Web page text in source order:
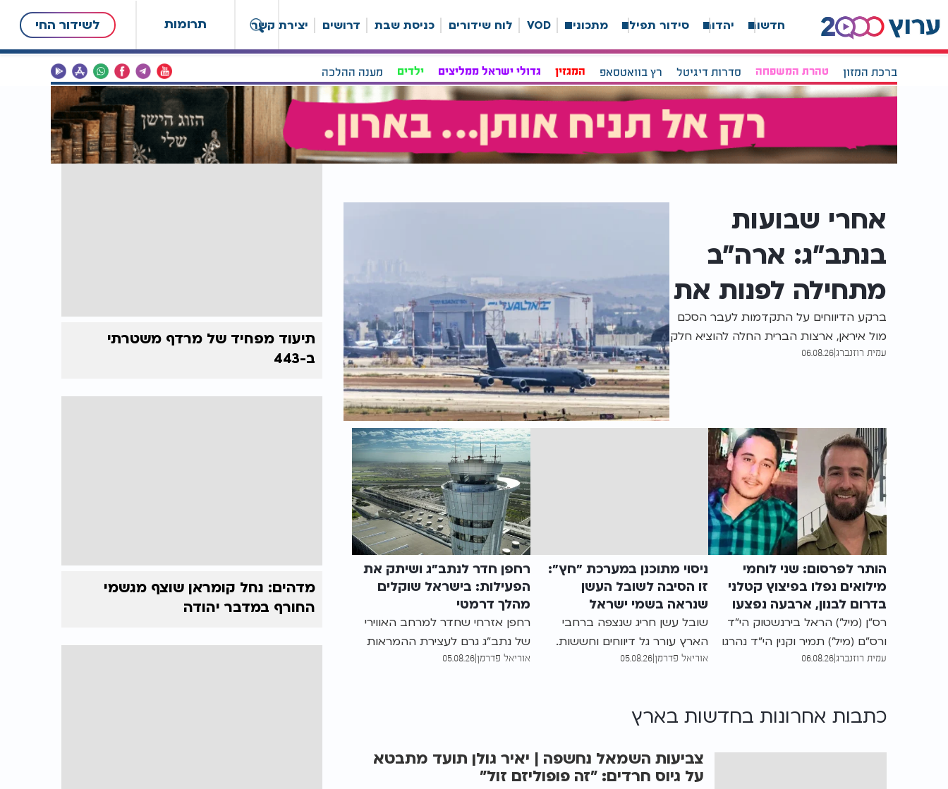
תרומות לשידור החי חדשות יהדות סידור תפילה מתכונים VOD לוח שידורים כניסת שבת דרושים יצירת קשר
ברכת המזון טהרת המשפחה סדרות דיגיטל רץ בוואטסאפ המגזין גדולי ישראל ממליצים ילדים מענה ההלכה
חדשות בארץ
חדשות בארץ
אחרי שבועות
בנתב"ג: ארה"ב
מתחילה לפנות את
מטוסי התדלוק
ברקע הדיווחים על התקדמות לעבר הסכם
מול איראן, ארצות הברית החלה להוציא חלק
ממטוסי התדלוק שהוצבו בנתב"ג. לפי
עמית רוזנברג|
06.08.26
הותר לפרסום: שני לוחמי
מילואים נפלו בפיצוץ קטלני
בדרום לבנון, ארבעה נפצעו
קשה
רס"ן (מיל') הראל בירנשטוק הי"ד
ורס"ם (מיל') תמיר וקנין הי"ד נהרגו
לאחר שמטען חבלה התפוצץ
ומדגישים כי ארגון הטרור הפר את
מילואים נוספים נפצעו באורח קשה
עמית רוזנברג|
06.08.26
ניסוי מתוכנן במערכת "חץ":
זו הסיבה לשובל העשן
שנראה בשמי ישראל
שובל עשן חריג שנצפה ברחבי
הארץ עורר גל דיווחים וחששות.
במשרד הביטחון הבהירו כי מדובר
המבצעית.
אוריאל פדרמן|
05.08.26
רחפן חדר לנתב"ג ושיתק את
הפעילות: בישראל שוקלים
מהלך דרמטי
רחפן אזרחי שחדר למרחב האווירי
של נתב"ג גרם לעצירת ההמראות
והנחיתות בשעת עומס. בעקבות
אוריאל פדרמן|
05.08.26
כתבות אחרונות בחדשות בארץ
צביעות השמאל נחשפה | יאיר גולן תועד מתבטא
על גיוס חרדים: "זה פופוליזם זול"
חדשות בארץ
תיעוד מפחיד של מרדף משטרתי
ב-443
מדהים: נחל קומראן שוצף מגשמי
החורף במדבר יהודה